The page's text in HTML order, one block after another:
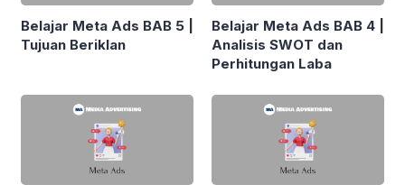
Belajar Meta Ads BAB 5 |
Tujuan Beriklan
Belajar Meta Ads BAB 4 |
Analisis SWOT dan
Perhitungan Laba